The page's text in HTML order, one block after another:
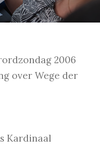
2006
over Wege der
Kardinaal